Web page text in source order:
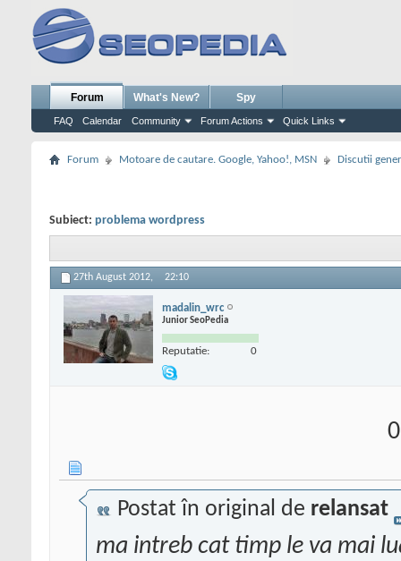
Forum
FAQ Calendar Community Forum Actions Quick Links
What's New? Spy
Forum Motoare de cautare. Google, Yahoo!, MSN Discutii
Subiect: problema wordpress
27th August 2012, 22:10
madalin_wrc
Junior SeoPedia
Reputatie: 0
Postat în original de relansat
ma intreb cat timp le va mai